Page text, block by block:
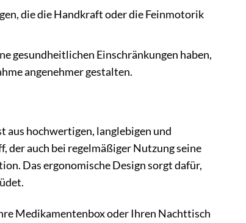
die die Handkraft oder die Feinmotorik
gesundheitlichen Einschränkungen haben,
angenehmer gestalten.
aus hochwertigen, langlebigen und
auch bei regelmäßiger Nutzung seine
Das ergonomische Design sorgt dafür,
Medikamentenbox oder Ihren Nachttisch